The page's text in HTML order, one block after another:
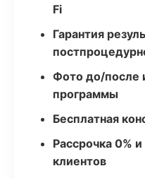
Fi
Гарантия
Фото до/после
программы
Бесплатная
Рассрочка 0%
клиентов